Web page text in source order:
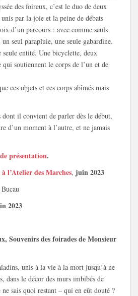
des foireux, c’est le duo de deux
par la joie et la peine de débats
d’un parcours : avec comme seuls
un seul parapluie, une seule gabardine.
entité. Une bicyclette, deux
soutiennent le corps de l’un et de
ces objets et ces corps abîmés mais
dont il convient de parler dès le début,
d’un moment à l’autre, et ne jamais
présentation.
l’Atelier des Marches, juin 2023
2023
Souvenirs des foirades de Monsieur
unis à la vie à la mort jusqu’à ne
dans le décor des murs imbibés de
sais quoi restant – qui en eût douté ?